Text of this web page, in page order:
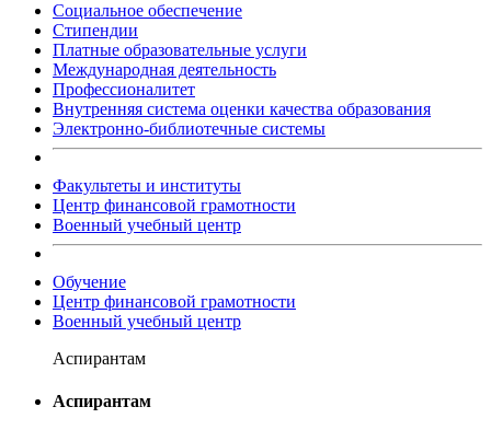
Социальное обеспечение
Стипендии
Платные образовательные услуги
Международная деятельность
Профессионалитет
Внутренняя система оценки качества образования
Электронно-библиотечные системы
Факультеты и институты
Центр финансовой грамотности
Военный учебный центр
Обучение
Центр финансовой грамотности
Военный учебный центр
Аспирантам
Аспирантам